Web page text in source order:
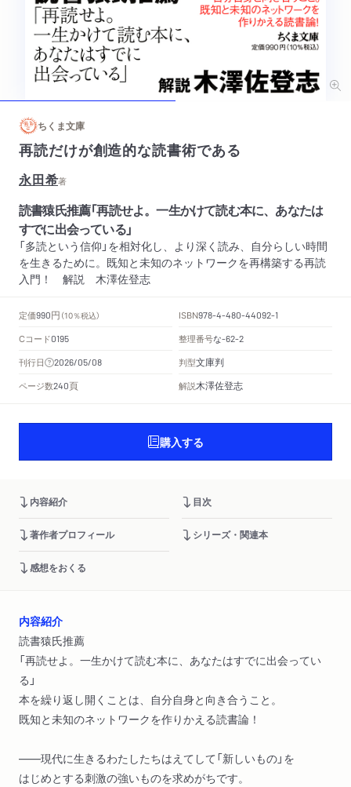
ちくま文庫
再読だけが創造的な読書術である
永田希著
読書猿氏推薦「再読せよ。一生かけて読む本に、あなたは
すでに出会っている」
「多読という信仰」を相対化し、より深く読み、自分らしい時間
を生きるために。既知と未知のネットワークを再構築する再読
入門！ 解説 木澤佐登志
定価990円 （10％税込） ISBN978-4-480-44092-1
Cコード0195 整理番号な-62-2
刊行日 2026/05/08 判型文庫判
ページ数240頁 解説木澤佐登志
購入する
内容紹介 目次
著作者プロフィール シリーズ・関連本
感想をおくる
内容紹介
読書猿氏推薦
「再読せよ。一生かけて読む本に、あなたはすでに出会ってい
る」
本を繰り返し開くことは、自分自身と向き合うこと。
既知と未知のネットワークを作りかえる読書論！
――現代に生きるわたしたちはえてして「新しいもの」を
はじめとする刺激の強いものを求めがちです。